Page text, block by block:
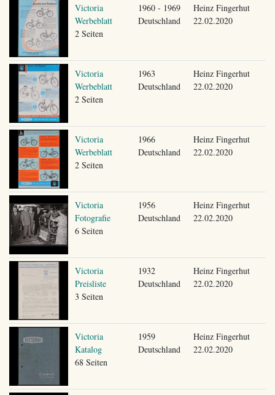
Victoria
Werbeblatt
2 Seiten
1960 - 1969
Deutschland
Heinz Fingerhut
22.02.2020
Victoria
Werbeblatt
2 Seiten
1963
Deutschland
Heinz Fingerhut
22.02.2020
Victoria
Werbeblatt
2 Seiten
1966
Deutschland
Heinz Fingerhut
22.02.2020
Victoria
Fotografie
6 Seiten
1956
Deutschland
Heinz Fingerhut
22.02.2020
Victoria
Preisliste
3 Seiten
1932
Deutschland
Heinz Fingerhut
22.02.2020
Victoria
Katalog
68 Seiten
1959
Deutschland
Heinz Fingerhut
22.02.2020